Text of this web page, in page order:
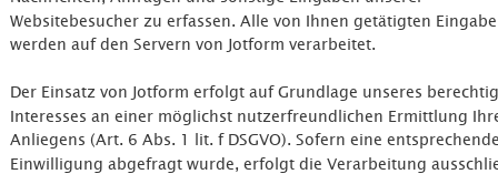
Websitebesucher zu erfassen. Alle von Ihnen getätigten
werden auf den Servern von Jotform verarbeitet.
Der Einsatz von Jotform erfolgt auf Grundlage unseres
Interesses an einer möglichst nutzerfreundlichen Ermittlung
Anliegens (Art. 6 Abs. 1 lit. f DSGVO). Sofern eine
Einwilligung abgefragt wurde, erfolgt die Verarbeitung